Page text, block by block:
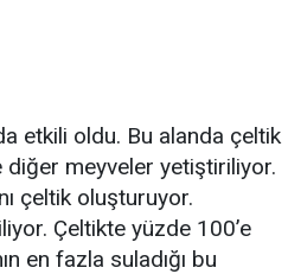
etkili oldu. Bu alanda çeltik
diğer meyveler yetiştiriliyor.
çeltik oluşturuyor.
Çeltikte yüzde 100’e
en fazla suladığı bu